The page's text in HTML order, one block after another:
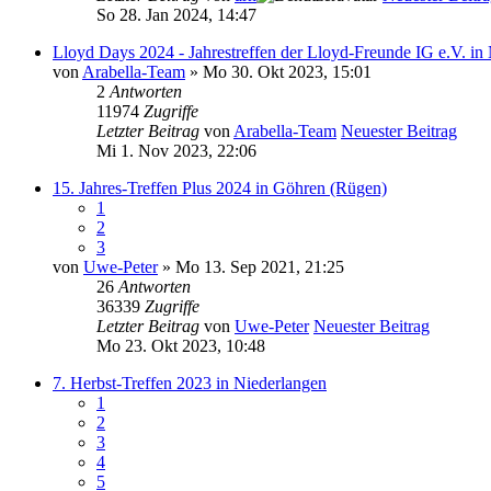
So 28. Jan 2024, 14:47
Lloyd Days 2024 - Jahrestreffen der Lloyd-Freunde IG e.V. in
von Arabella-Team » Mo 30. Okt 2023, 15:01
2 Antworten
11974 Zugriffe
Letzter Beitrag von Arabella-Team Neuester Beitrag
Mi 1. Nov 2023, 22:06
15. Jahres-Treffen Plus 2024 in Göhren (Rügen)
1
2
3
von Uwe-Peter» Mo 13. Sep 2021, 21:25
26 Antworten
36339 Zugriffe
Letzter Beitrag von Uwe-Peter Neuester Beitrag
Mo 23. Okt 2023, 10:48
7. Herbst-Treffen 2023 in Niederlangen
1
2
3
4
5